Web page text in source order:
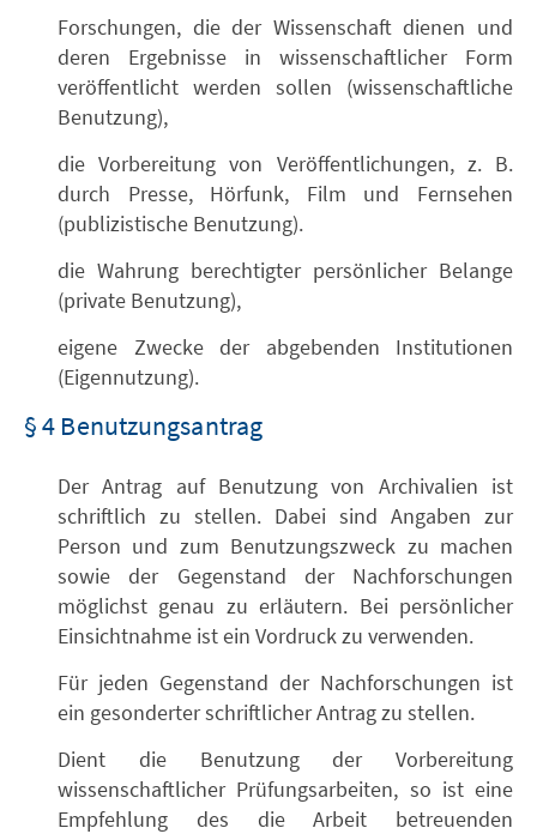
Forschungen, die der Wissenschaft dienen und
deren Ergebnisse in wissenschaftlicher Form
veröffentlicht werden sollen (wissenschaftliche
Benutzung),
die Vorbereitung von Veröffentlichungen, z. B.
durch Presse, Hörfunk, Film und Fernsehen
(publizistische Benutzung).
die Wahrung berechtigter persönlicher Belange
(private Benutzung),
eigene Zwecke der abgebenden Institutionen
(Eigennutzung).
§ 4 Benutzungsantrag
Der Antrag auf Benutzung von Archivalien ist
schriftlich zu stellen. Dabei sind Angaben zur
Person und zum Benutzungszweck zu machen
sowie der Gegenstand der Nachforschungen
möglichst genau zu erläutern. Bei persönlicher
Einsichtnahme ist ein Vordruck zu verwenden.
Für jeden Gegenstand der Nachforschungen ist
ein gesonderter schriftlicher Antrag zu stellen.
Dient die Benutzung der Vorbereitung
wissenschaftlicher Prüfungsarbeiten, so ist eine
Empfehlung des die Arbeit betreuenden